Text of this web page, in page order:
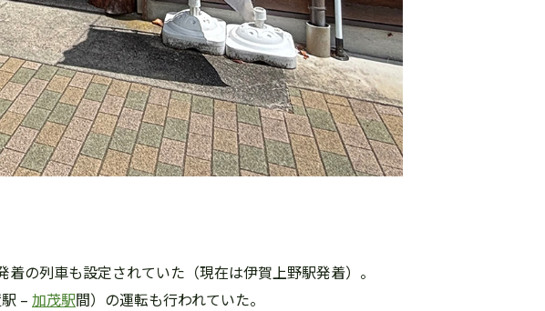
の列車も設定されていた（現在は伊賀上野駅発着）。
– 加茂駅間）の運転も行われていた。